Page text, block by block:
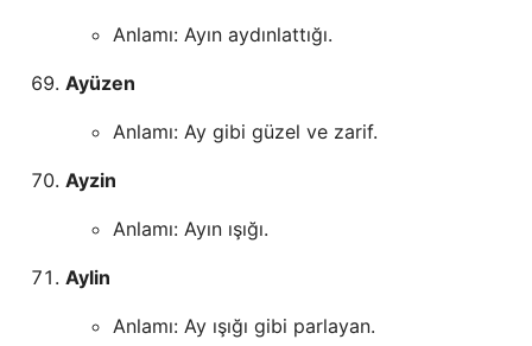
Anlamı: Ayın aydınlattığı.
Ayüzen
Anlamı: Ay gibi güzel ve zarif.
Ayzin
Anlamı: Ayın ışığı.
Aylin
Anlamı: Ay ışığı gibi parlayan.